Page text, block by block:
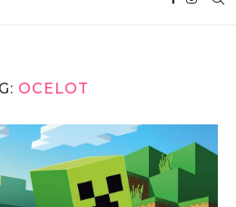
OCELOT